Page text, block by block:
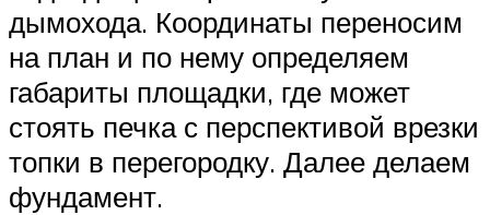
дымохода. Координаты переносим
на план и по нему определяем
габариты площадки, где может
стоять печка с перспективой врезки
топки в перегородку. Далее делаем
фундамент.